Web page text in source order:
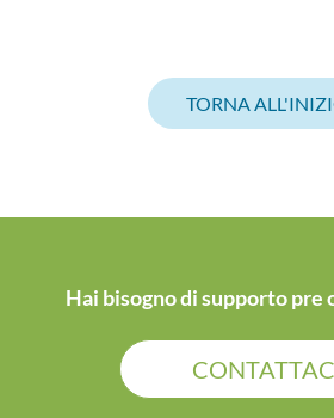
TORNA
Hai bisogno di supporto pre